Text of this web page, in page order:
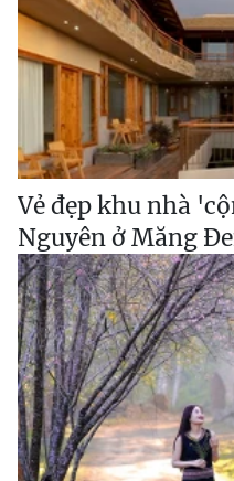
Vẻ đẹp khu nhà
Nguyên ở Măng